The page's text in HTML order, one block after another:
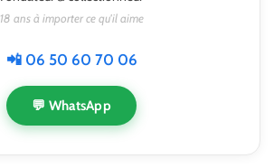
18 ans à importer ce qu'il aime
📲 06 50 60 70 06
💬 WhatsApp